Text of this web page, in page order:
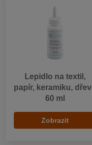
Lepidlo na textil,
papír, keramiku,
60 ml
Zobrazit